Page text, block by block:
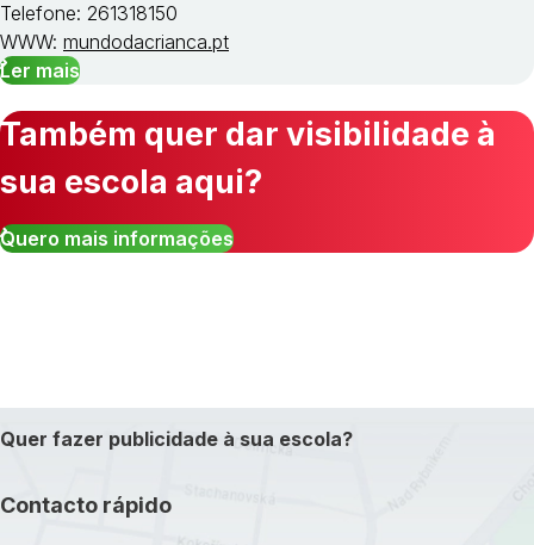
Telefone: 261318150
WWW: mundodacrianca.pt
Ler mais
Também quer dar visibilidade à
sua escola aqui?
Quero mais informações
Quer fazer publicidade à sua escola?
Contacto rápido